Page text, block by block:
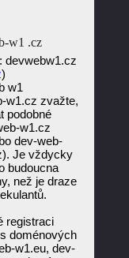
w1 .cz
devwebw1.cz
)
w1
w1.cz zvažte,
podobné
w1.cz
dev-web-
Je vždycky
budoucna
než je draze
registraci
doménových
w1.eu, dev-